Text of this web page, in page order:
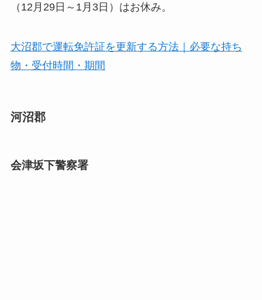
（12月29日～1月3日）はお休み。
大沼郡で運転免許証を更新する方法｜必要な持ち
物・受付時間・期間
河沼郡
会津坂下警察署